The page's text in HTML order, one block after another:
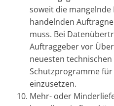
soweit die
handelnden
muss. Bei
Auftraggeber vor
neuesten
Schutzprogramme
einzusetzen.
Mehr- oder